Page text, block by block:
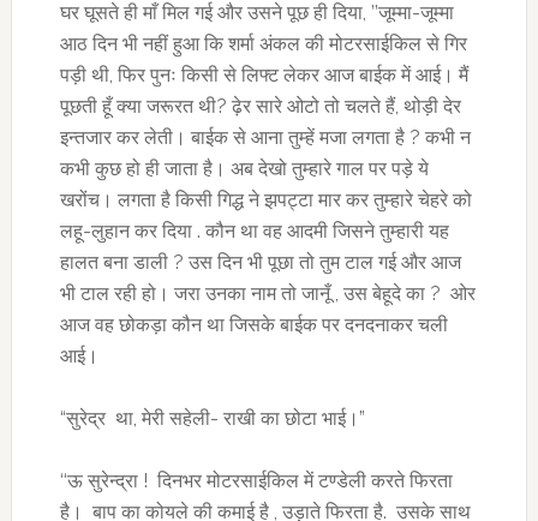
घर घूसते ही माँ मिल गई और उसने पूछ ही दिया, ’’जूम्मा-जूम्मा
आठ दिन भी नहीं हुआ कि शर्मा अंकल की मोटरसाईकिल से गिर
पड़ी थी, फिर पुनः किसी से लिफ्ट लेकर आज बाईक में आई। मैं
पूछती हूँ क्या जरूरत थी? ढ़ेर सारे ओटो तो चलते हैं, थोड़ी देर
इन्तजार कर लेती। बाईक से आना तुम्हें मजा लगता है ? कभी न
कभी कुछ हो ही जाता है। अब देखो तुम्हारे गाल पर पड़े ये
खरोंच। लगता है किसी गिद्ध ने झपट्टा मार कर तुम्हारे चेहरे को
लहू-लुहान कर दिया . कौन था वह आदमी जिसने तुम्हारी यह
हालत बना डाली ? उस दिन भी पूछा तो तुम टाल गई और आज
भी टाल रही हो। जरा उनका नाम तो जानूँ , उस बेहूदे का ? ओर
आज वह छोकड़ा कौन था जिसके बाईक पर दनदनाकर चली
आई।
“सुरेद्र था, मेरी सहेली- राखी का छोटा भाई।”
‘‘ऊ सुरेन्द्रा ! दिनभर मोटरसाईकिल में टण्डेली करते फिरता
है। बाप का कोयले की कमाई है , उड़ाते फिरता है. उसके साथ